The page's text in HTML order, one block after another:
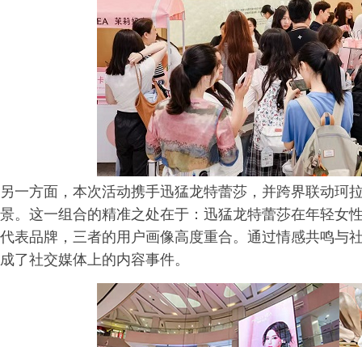
另一方面，本次活动携手迅猛龙特蕾莎，并跨界联动珂
景。这一组合的精准之处在于：迅猛龙特蕾莎在年轻女
代表品牌，三者的用户画像高度重合。通过情感共鸣与
成了社交媒体上的内容事件。